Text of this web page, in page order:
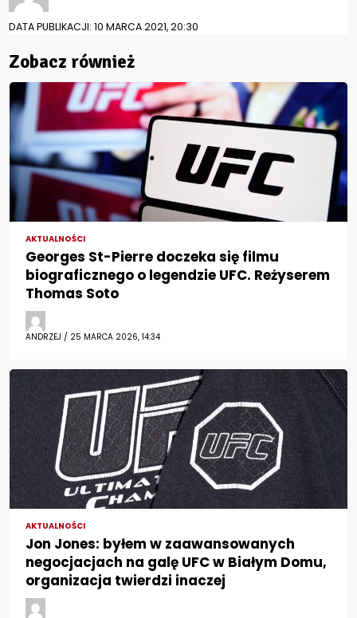
DATA PUBLIKACJI: 10 MARCA 2021, 20:30
Zobacz również
AKTUALNOŚCI
Georges St-Pierre doczeka się filmu
biograficznego o legendzie UFC. Reżyserem
Thomas Soto
ANDRZEJ / 25 MARCA 2026, 14:34
AKTUALNOŚCI
Jon Jones: byłem w zaawansowanych
negocjacjach na galę UFC w Białym Domu,
organizacja twierdzi inaczej